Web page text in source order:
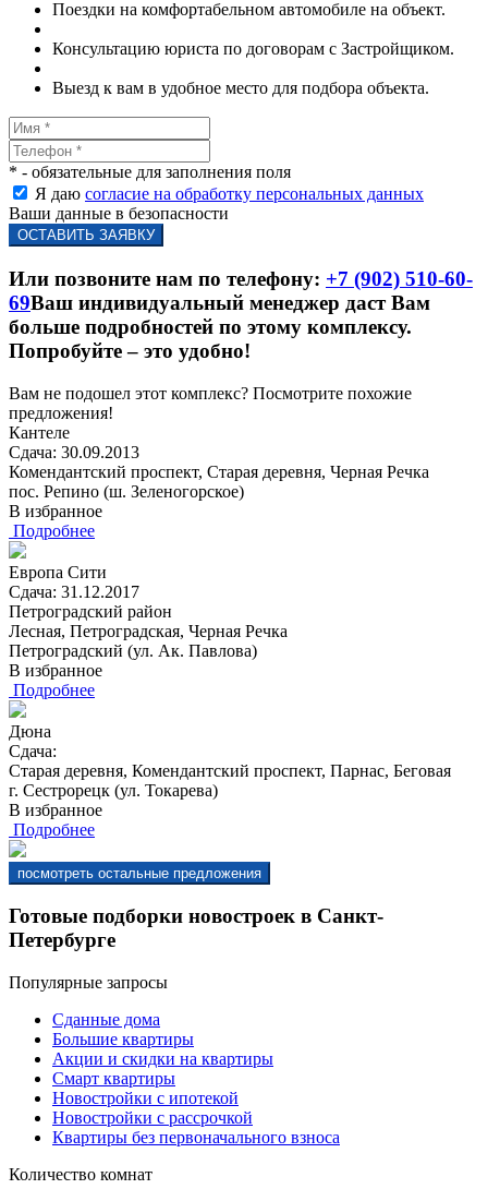
Поездки на комфортабельном автомобиле на объект.
Консультацию юриста по договорам с Застройщиком.
Выезд к вам в удобное место для подбора объекта.
* - обязательные для заполнения поля
Я даю согласие на обработку персональных данных
Ваши данные в безопасности
Или позвоните нам по телефону: +7 (902) 510-60-
69Ваш индивидуальный менеджер даст Вам
больше подробностей по этому комплексу.
Попробуйте – это удобно!
Вам не подошел этот комплекс? Посмотрите похожие
предложения!
Кантеле
Сдача: 30.09.2013
Комендантский проспект, Старая деревня, Черная Речка
пос. Репино (ш. Зеленогорское)
В избранное
Подробнее
Европа Сити
Сдача: 31.12.2017
Петроградский район
Лесная, Петроградская, Черная Речка
Петроградский (ул. Ак. Павлова)
В избранное
Подробнее
Дюна
Сдача:
Старая деревня, Комендантский проспект, Парнас, Беговая
г. Сестрорецк (ул. Токарева)
В избранное
Подробнее
Готовые подборки новостроек в Санкт-
Петербурге
Популярные запросы
Сданные дома
Большие квартиры
Акции и скидки на квартиры
Смарт квартиры
Новостройки с ипотекой
Новостройки с рассрочкой
Квартиры без первоначального взноса
Количество комнат